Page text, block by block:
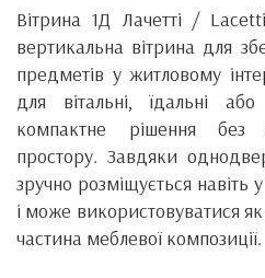
Вітрина 1Д Лачетті /
вертикальна вітрина для
предметів у житловому
для вітальні, їдальні
компактне рішення без
простору. Завдяки
зручно розміщується
і може використовуватися
частина меблевої композиції.